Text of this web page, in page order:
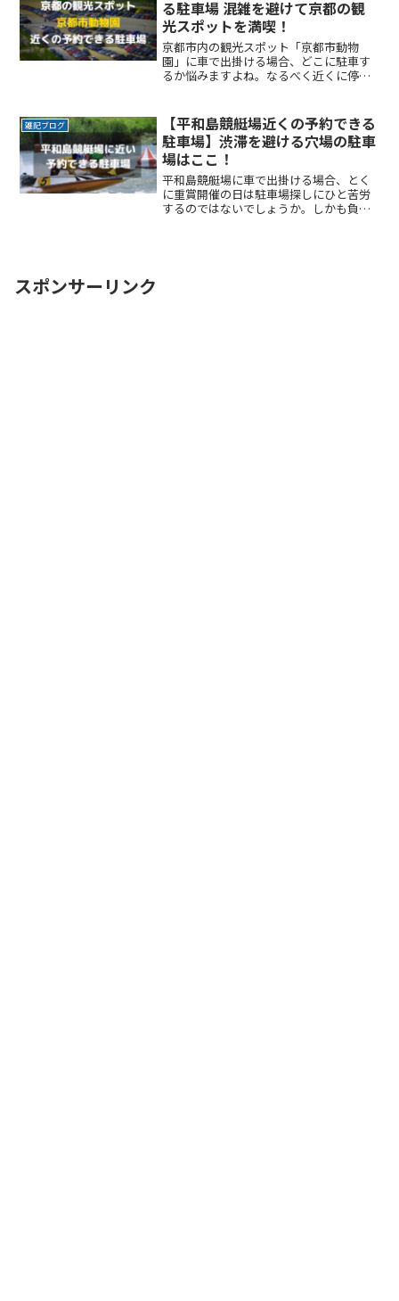
る駐車場 混雑を避けて京都の観
光スポットを満喫！
京都市内の観光スポット「京都市動物
園」に車で出掛ける場合、どこに駐車す
るか悩みますよね。なるべく近くに停め
入出庫がしたい帰りは渋滞を避けてスム
ーズに帰りたいここでは、京ReadMore...
雑記ブログ
【平和島競艇場近くの予約できる
駐車場】渋滞を避ける穴場の駐車
場はここ！
平和島競艇場に車で出掛ける場合、とく
に重賞開催の日は駐車場探しにひと苦労
するのではないでしょうか。しかも負け
スポンサーリンク